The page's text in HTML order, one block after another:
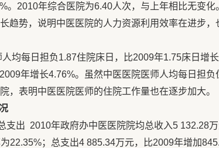
。2010年综合医院为6.40人次，与上年相比无变
趋势，说明中医医院的人力资源利用效率在进步，
均每日担负1.87住院床日，比2009年1.75床日增
年增长4.76%。虽然中医医院医师人均每日担负
，表明中医医院医师的住院工作量也在逐步加大。
支出 2010年政府办中医医院院均总收入5 132.28
22.35%；总支出4 885.34万元，比2009年增加